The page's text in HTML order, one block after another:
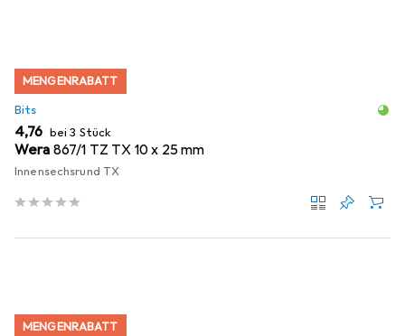
MENGENRABATT
Bits
EUR
4,76 bei 3 Stück
Wera 867/1 TZ TX 10 x 25 mm
Innensechsrund TX
MENGENRABATT